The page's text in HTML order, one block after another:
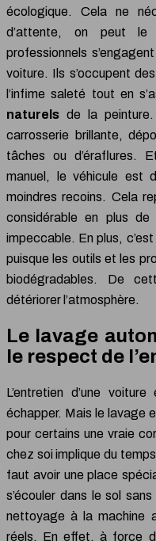
écologique. Cela ne
d’attente, on peut
professionnels
voiture. Ils s’occupent
l’infime saleté tout en
naturels de la
carrosserie brillante,
tâches ou d’éraflures.
manuel, le véhicule est
moindres recoins. Cela
considérable en plus
impeccable. En plus,
puisque les outils et les
biodégradables. De
détériorer l’atmosphère.
Le lavage
le respect de
L’entretien d’une
échapper. Mais le lavage
pour certains une vraie
chez soi implique du
faut avoir une place
s’écouler dans le sol
nettoyage à la machine
réels. En effet, à force